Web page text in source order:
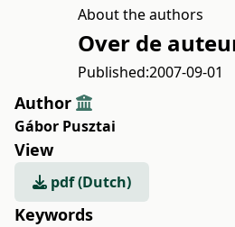
About the authors
Over de
Published:2007-09-01
Author
Gábor Pusztai
View
pdf (Dutch)
Keywords